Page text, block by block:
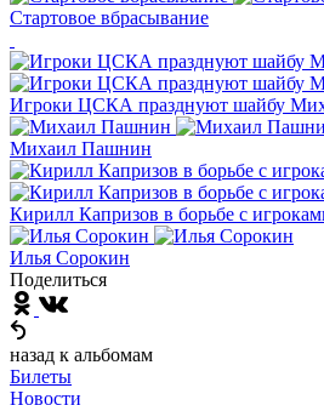
Стартовое вбрасывание
Игроки ЦСКА празднуют шайбу
Михаил Пашнин
Кирилл Капризов в борьбе с
Илья Сорокин
Поделиться
назад к альбомам
Билеты
Новости